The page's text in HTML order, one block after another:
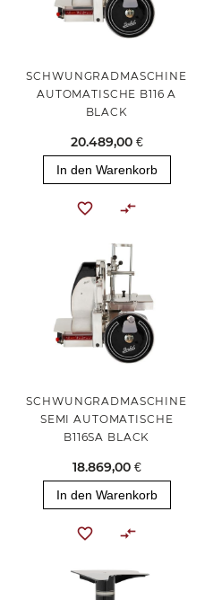
SCHWUNGRADMASCHINE
AUTOMATISCHE B116 A
BLACK
20.489,00 €
In den Warenkorb
SCHWUNGRADMASCHINE
SEMI AUTOMATISCHE
B116SA BLACK
18.869,00 €
In den Warenkorb